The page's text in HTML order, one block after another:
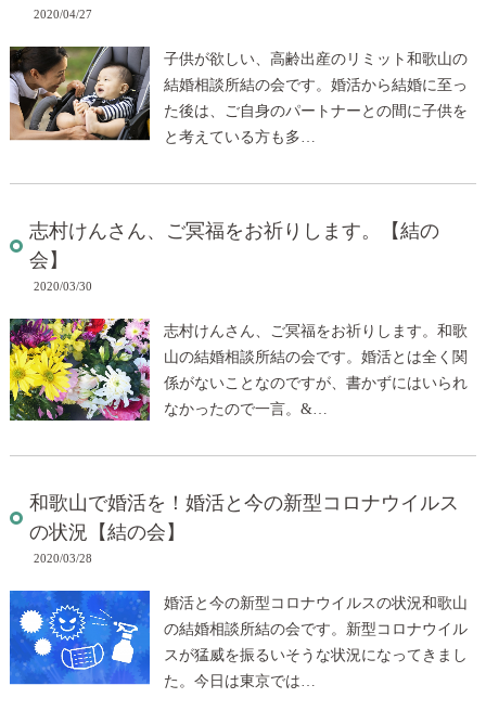
2020/04/27
子供が欲しい、高齢出産のリミット和歌山の
結婚相談所結の会です。婚活から結婚に至っ
た後は、ご自身のパートナーとの間に子供を
と考えている方も多…
志村けんさん、ご冥福をお祈りします。【結の
会】
2020/03/30
志村けんさん、ご冥福をお祈りします。和歌
山の結婚相談所結の会です。婚活とは全く関
係がないことなのですが、書かずにはいられ
なかったので一言。&…
和歌山で婚活を！婚活と今の新型コロナウイルス
の状況【結の会】
2020/03/28
婚活と今の新型コロナウイルスの状況和歌山
の結婚相談所結の会です。新型コロナウイル
スが猛威を振るいそうな状況になってきまし
た。今日は東京では…